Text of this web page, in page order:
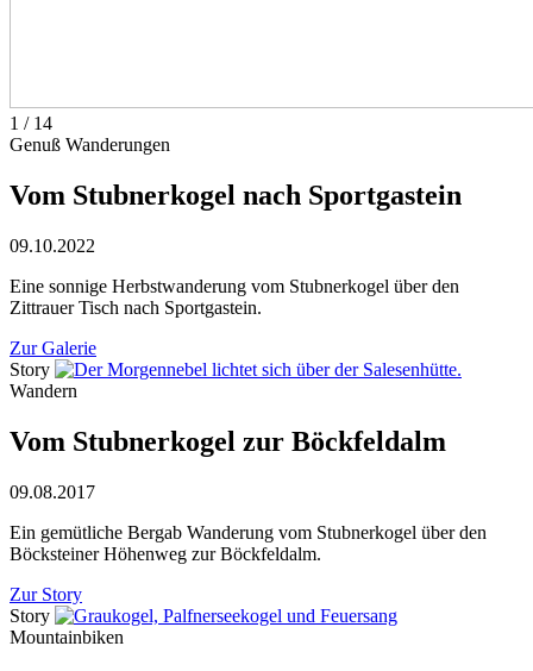
1 / 14
Genuß Wanderungen
Vom Stubnerkogel nach Sportgastein
09.10.2022
Eine sonnige Herbstwanderung vom Stubnerkogel über den
Zittrauer Tisch nach Sportgastein.
Zur Galerie
Story
Wandern
Vom Stubnerkogel zur Böckfeldalm
09.08.2017
Ein gemütliche Bergab Wanderung vom Stubnerkogel über den
Böcksteiner Höhenweg zur Böckfeldalm.
Zur Story
Story
Mountainbiken